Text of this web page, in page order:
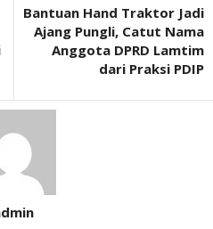
Bantuan Hand Traktor Jadi
Ajang Pungli, Catut Nama
Anggota DPRD Lamtim
dari Praksi PDIP